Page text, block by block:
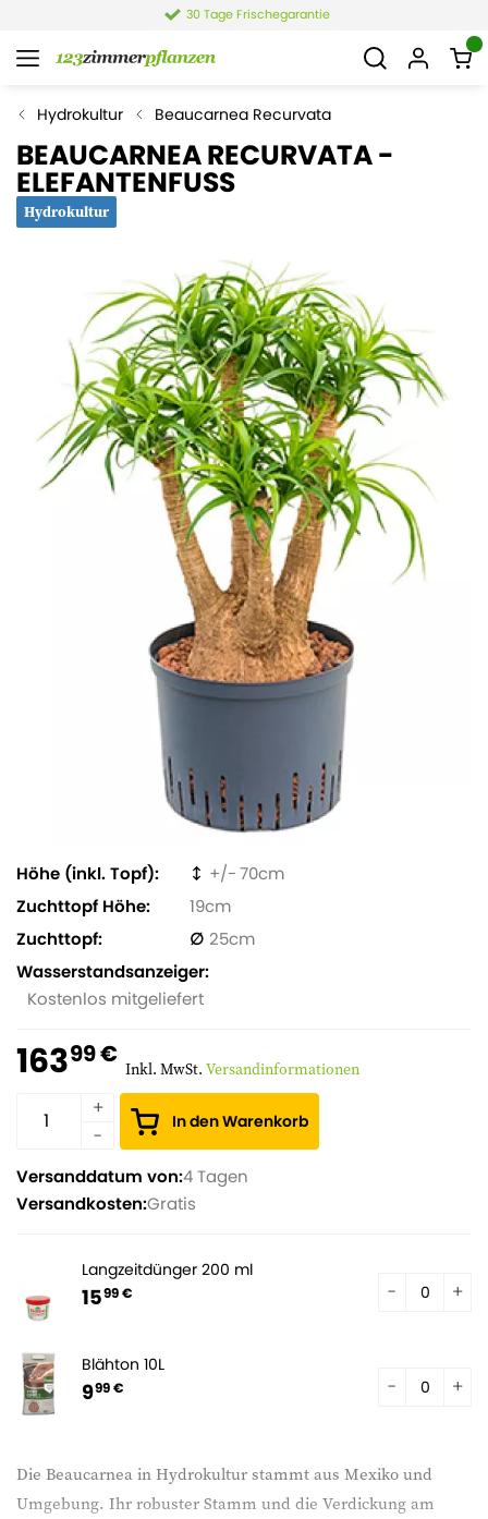
4,4 von 6.021 Bewertungen
Hydrokultur Beaucarnea Recurvata
BEAUCARNEA RECURVATA -
ELEFANTENFUSS
Hydrokultur
Die Beaucarnea in Hydrokultur stammt aus Mexiko und
Umgebung. Ihr robuster Stamm und die Verdickung am
Höhe (inkl. Topf)
70
Zuchttopf Höhe
19
Zuchttopf
25
Wasserstandsanzeiger
Kostenlos mitgeliefert
16399 € Inkl. MwSt. Versandinformationen
In den Warenkorb
Versanddatum von:4 Tagen
Versandkosten:Gratis
Langzeitdünger 200 ml
1599 €
Blähton 10L
999 €